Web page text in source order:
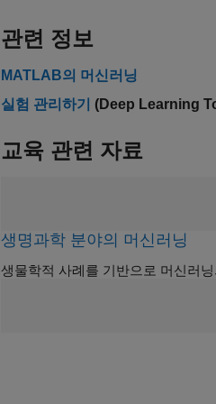
관련 정보
MATLAB의 머신러닝
실험 관리하기
(Deep Learning
교육 관련 자료
생명과학 분야의 머신러닝
생물학적 사례를 기반으로 머신러